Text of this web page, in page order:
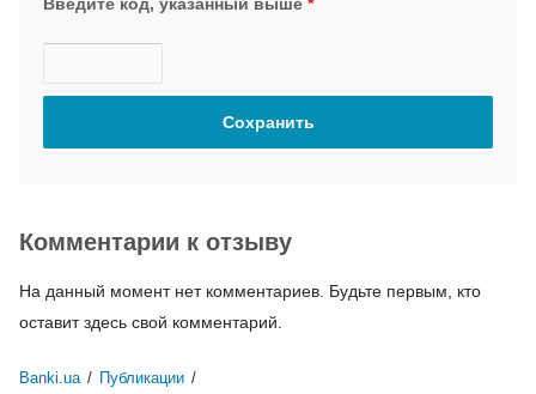
Введите код, указанный выше *
Комментарии к отзыву
На данный момент нет комментариев. Будьте первым, кто
оставит здесь свой комментарий.
Banki.ua / Публикации /